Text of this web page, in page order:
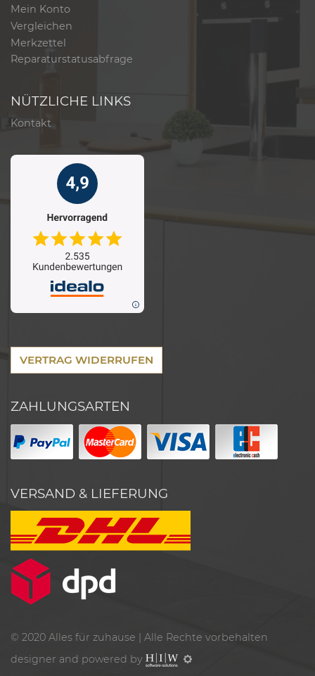
Mein Konto
Vergleichen
Merkzettel
Reparaturstatusabfrage
NÜTZLICHE LINKS
Kontakt
VERTRAG WIDERRUFEN
ZAHLUNGSARTEN
VERSAND & LIEFERUNG
© 2020 Alles für zuhause | Alle Rechte vorbehalten
designer and powered by